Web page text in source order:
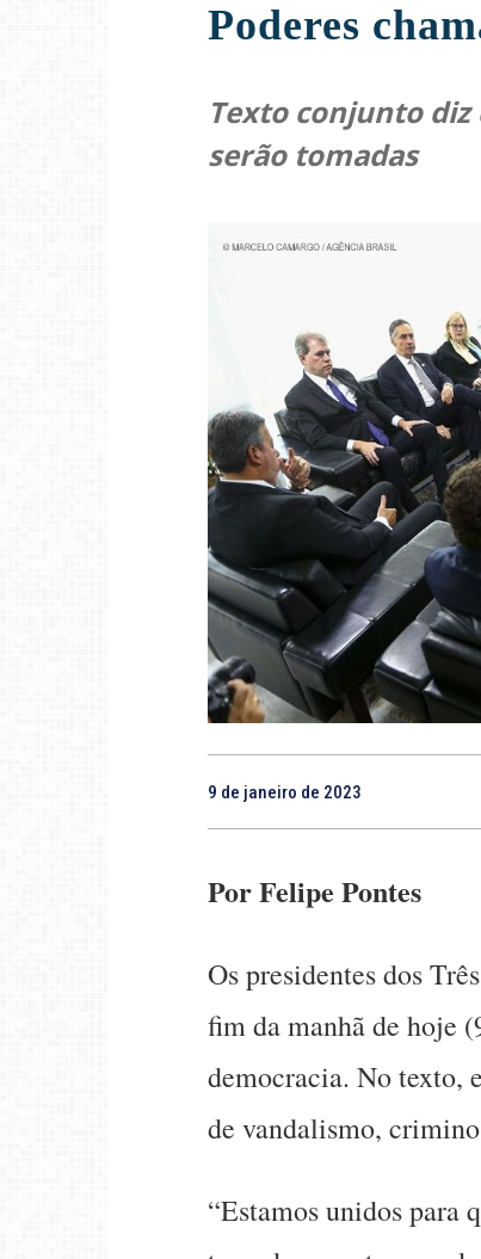
Poderes
Texto conjunto
serão tomadas
9 de janeiro de 2023
Por Felipe Pontes
Os presidentes dos
fim da manhã de hoje
democracia. No texto,
de vandalismo,
“Estamos unidos para